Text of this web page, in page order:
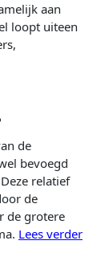
aan
loopt uiteen
de
bevoegd
relatief
de
de grotere
Lees verder